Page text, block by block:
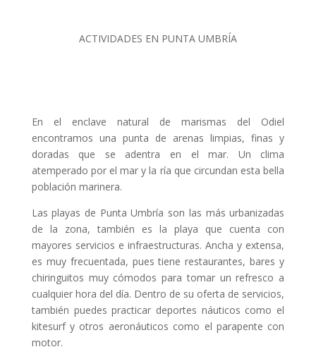
ACTIVIDADES EN PUNTA UMBRÍA
En el enclave natural de marismas del Odiel
encontramos una punta de arenas limpias, finas y
doradas que se adentra en el mar. Un clima
atemperado por el mar y la ría que circundan esta bella
población marinera.
Las playas de Punta Umbría son las más urbanizadas
de la zona, también es la playa que cuenta con
mayores servicios e infraestructuras. Ancha y extensa,
es muy frecuentada, pues tiene restaurantes, bares y
chiringuitos muy cómodos para tomar un refresco a
cualquier hora del día. Dentro de su oferta de servicios,
también puedes practicar deportes náuticos como el
kitesurf y otros aeronáuticos como el parapente con
motor.